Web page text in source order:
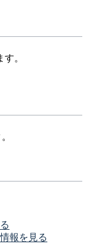
。
報を見る